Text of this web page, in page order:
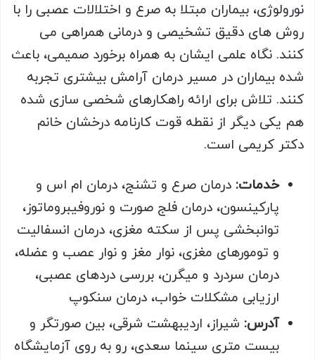
نورولوژی، بیماران مبتلا به صرع و اختلالات عصبی را با
روش های دقیق تشخیصی و درمانی همراهی می
کنند. نگاه علمی ایشان به همراه برخورد صمیمی، باعث
شده بیماران در مسیر درمان آرامش بیشتری تجربه
کنند. تلاش برای ارائه راهکارهای شخصی سازی شده
هم یکی دیگر از نقطه قوت کارنامه درخشان خانم
دکتر کریمی است.
خدمات: درمان صرع و تشنج، درمان ام اس و
پارکینسون، درمان فلج صورت و نوروفیبروماتوز،
توانبخشی پس از سکته مغزی، درمان انسفالیت
و تومورهای مغزی، نوار مغز و نوار عصب و عضله،
درمان سردرد و میگرن، بررسی دردهای عصبی،
ارزیابی مشکلات خواب، درمان سنکوپ
آدرس: شیراز، اردیبهشت شرقی، بین صورتگر و
بیست متری سینما سعدی، رو به روی آزمایشگاه